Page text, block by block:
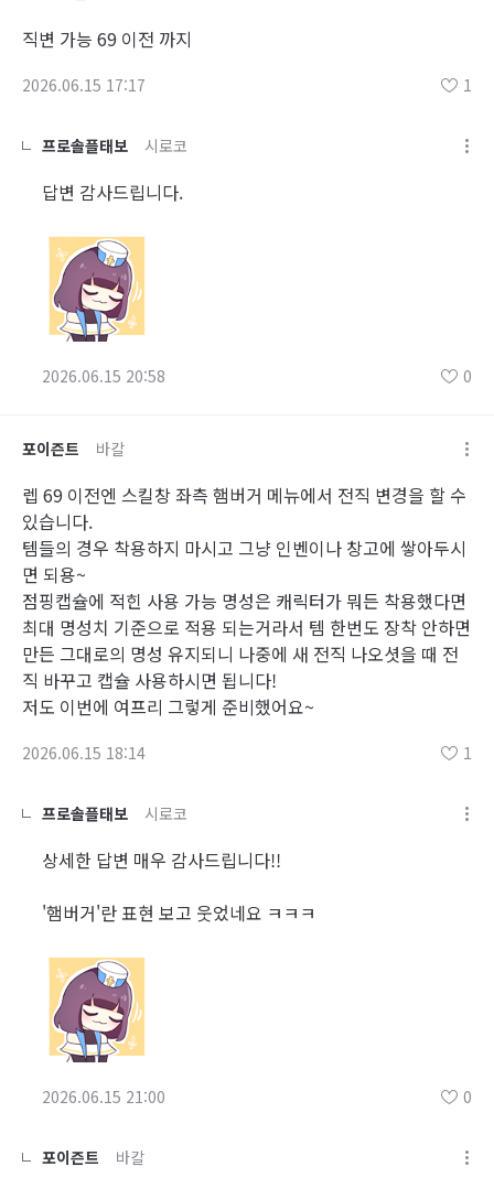
직변 가능 69 이전 까지
2026.06.15 17:17 1
프로솔플태보 시로코
답변 감사드립니다.
2026.06.15 20:58 0
포이즌트 바칼
렙 69 이전엔 스킬창 좌측 햄버거 메뉴에서 전직 변경을 할 수
있습니다.
템들의 경우 착용하지 마시고 그냥 인벤이나 창고에 쌓아두시
면 되용~
점핑캡슐에 적힌 사용 가능 명성은 캐릭터가 뭐든 착용했다면
최대 명성치 기준으로 적용 되는거라서 템 한번도 장착 안하면
만든 그대로의 명성 유지되니 나중에 새 전직 나오셧을 때 전
직 바꾸고 캡슐 사용하시면 됩니다!
저도 이번에 여프리 그렇게 준비했어요~
2026.06.15 18:14 1
프로솔플태보 시로코
상세한 답변 매우 감사드립니다!!
'햄버거'란 표현 보고 웃었네요 ㅋㅋㅋ
2026.06.15 21:00 0
포이즌트 바칼